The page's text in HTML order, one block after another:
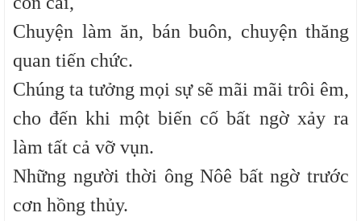
Chuyện làm ăn, bán buôn, chuyện thăng
quan tiến chức.
Chúng ta tưởng mọi sự sẽ mãi mãi trôi êm,
cho đến khi một biến cố bất ngờ xảy ra
làm tất cả vỡ vụn.
Những người thời ông Nôê bất ngờ trước
cơn hồng thủy.